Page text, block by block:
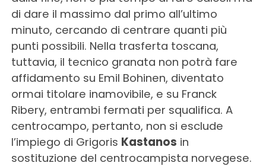
di dare il massimo dal primo all’ultimo
minuto, cercando di centrare quanti più
punti possibili. Nella trasferta toscana,
tuttavia, il tecnico granata non potrà fare
affidamento su Emil Bohinen, diventato
ormai titolare inamovibile, e su Franck
Ribery, entrambi fermati per squalifica. A
centrocampo, pertanto, non si esclude
l’impiego di Grigoris Kastanos in
sostituzione del centrocampista norvegese.